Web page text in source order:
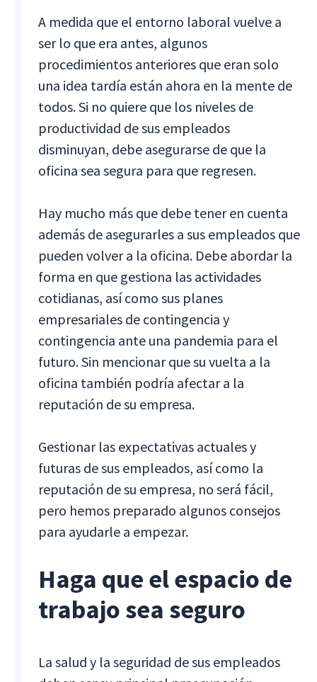
A medida que el entorno laboral vuelve a
ser lo que era antes, algunos
procedimientos anteriores que eran solo
una idea tardía están ahora en la mente de
todos. Si no quiere que los niveles de
productividad de sus empleados
disminuyan, debe asegurarse de que la
oficina sea segura para que regresen.
Hay mucho más que debe tener en cuenta
además de asegurarles a sus empleados que
pueden volver a la oficina. Debe abordar la
forma en que gestiona las actividades
cotidianas, así como sus planes
empresariales de contingencia y
contingencia ante una pandemia para el
futuro. Sin mencionar que su vuelta a la
oficina también podría afectar a la
reputación de su empresa.
Gestionar las expectativas actuales y
futuras de sus empleados, así como la
reputación de su empresa, no será fácil,
pero hemos preparado algunos consejos
para ayudarle a empezar.
Haga que el espacio de
trabajo sea seguro
La salud y la seguridad de sus empleados